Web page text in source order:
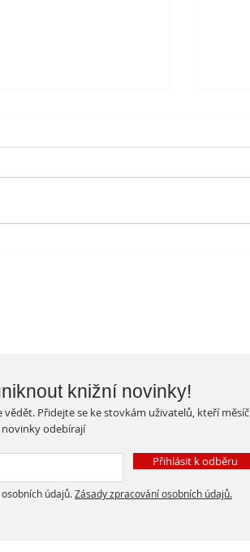
knižní novinky!
Přidejte se ke stovkám uživatelů, kteří
novinky odebírají
Přihlásit k odběru
údajů.Zásady zpracování osobních údajů.